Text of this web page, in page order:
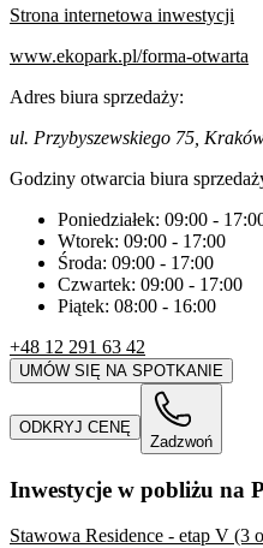
Strona internetowa inwestycji
www.ekopark.pl/forma-otwarta
Adres biura sprzedaży:
ul. Przybyszewskiego 75,
Godziny otwarcia biura
Poniedziałek: 09:00 -
Wtorek: 09:00 - 17:00
Środa: 09:00 - 17:00
Czwartek: 09:00 - 17:00
Piątek: 08:00 - 16:00
+48 12 291 63 42
UMÓW SIĘ NA SPOTKANIE
ODKRYJ CENĘ
Zadzwoń
Inwestycje w pobliżu na
Stawowa Residence - etap V (3